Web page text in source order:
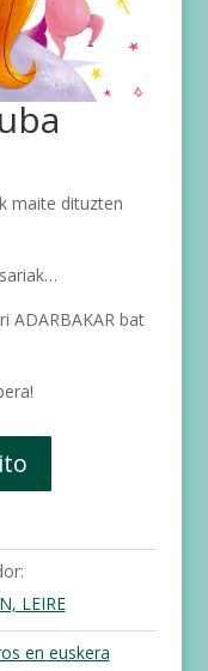
maite dituzten
ADARBAKAR bat
LEIRE
en euskera